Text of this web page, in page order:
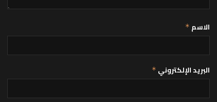
الاسم *
البريد الإلكتروني *